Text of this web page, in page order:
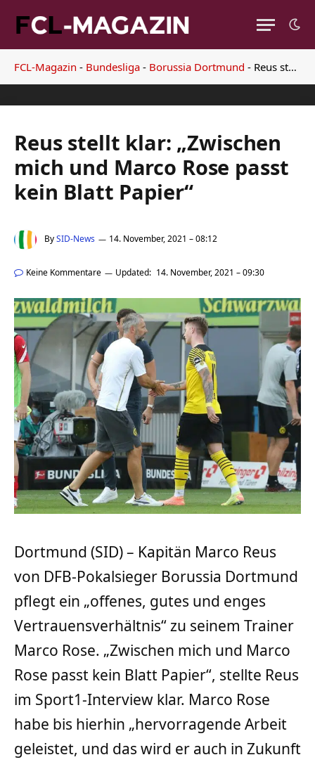
FCL-Magazin - Bundesliga - Borussia Dortmund - Reus stellt klar: „Zwischen mich und Marco Rose passt kein Blatt Papier“
Reus stellt klar: „Zwischen
mich und Marco Rose passt
kein Blatt Papier“
BySID-News 14. November, 2021 – 08:12
Keine Kommentare Updated: 14. November, 2021 – 09:30
Dortmund (SID) – Kapitän Marco Reus
von DFB-Pokalsieger Borussia Dortmund
pflegt ein „offenes, gutes und enges
Vertrauensverhältnis“ zu seinem Trainer
Marco Rose. „Zwischen mich und Marco
Rose passt kein Blatt Papier“, stellte Reus
im Sport1-Interview klar. Marco Rose
habe bis hierhin „hervorragende Arbeit
geleistet, und das wird er auch in Zukunft